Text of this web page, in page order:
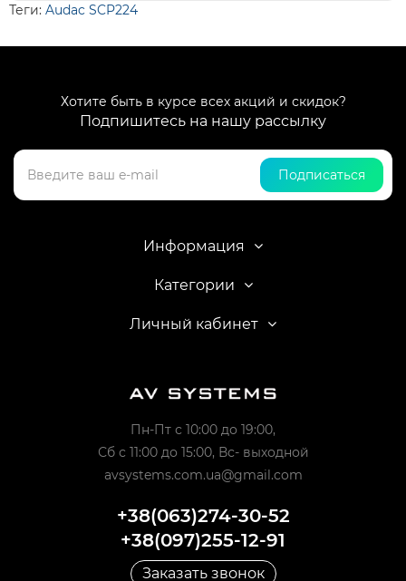
Теги: Audac SCP224
Хотите быть в курсе всех акций и скидок?
Подпишитесь на нашу рассылку
Подписаться
Информация
Категории
Личный кабинет
Пн-Пт с 10:00 до 19:00,
Сб с 11:00 до 15:00, Вс- выходной
avsystems.com.ua@gmail.com
+38(063)274-30-52
+38(097)255-12-91
Заказать звонок